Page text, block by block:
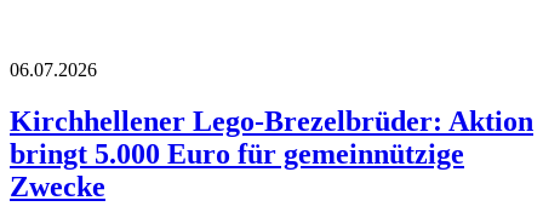
06.07.2026
Kirchhellener Lego-Brezelbrüder: Aktion
bringt 5.000 Euro für gemeinnützige
Zwecke